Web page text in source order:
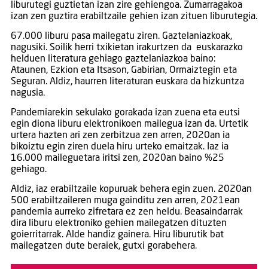
liburutegi guztietan izan zire gehiengoa. Zumarragakoa
izan zen guztira erabiltzaile gehien izan zituen liburutegia.
67.000 liburu pasa mailegatu ziren. Gaztelaniazkoak,
nagusiki. Soilik herri txikietan irakurtzen da euskarazko
helduen literatura gehiago gaztelaniazkoa baino:
Ataunen, Ezkion eta Itsason, Gabirian, Ormaiztegin eta
Seguran. Aldiz, haurren literaturan euskara da hizkuntza
nagusia.
Pandemiarekin sekulako gorakada izan zuena eta eutsi
egin diona liburu elektronikoen mailegua izan da. Urtetik
urtera hazten ari zen zerbitzua zen arren, 2020an ia
bikoiztu egin ziren duela hiru urteko emaitzak. Iaz ia
16.000 maileguetara iritsi zen, 2020an baino %25
gehiago.
Aldiz, iaz erabiltzaile kopuruak behera egin zuen. 2020an
500 erabiltzaileren muga gainditu zen arren, 2021ean
pandemia aurreko zifretara ez zen heldu. Beasaindarrak
dira liburu elektroniko gehien mailegatzen dituzten
goierritarrak. Alde handiz gainera. Hiru liburutik bat
mailegatzen dute beraiek, gutxi gorabehera.